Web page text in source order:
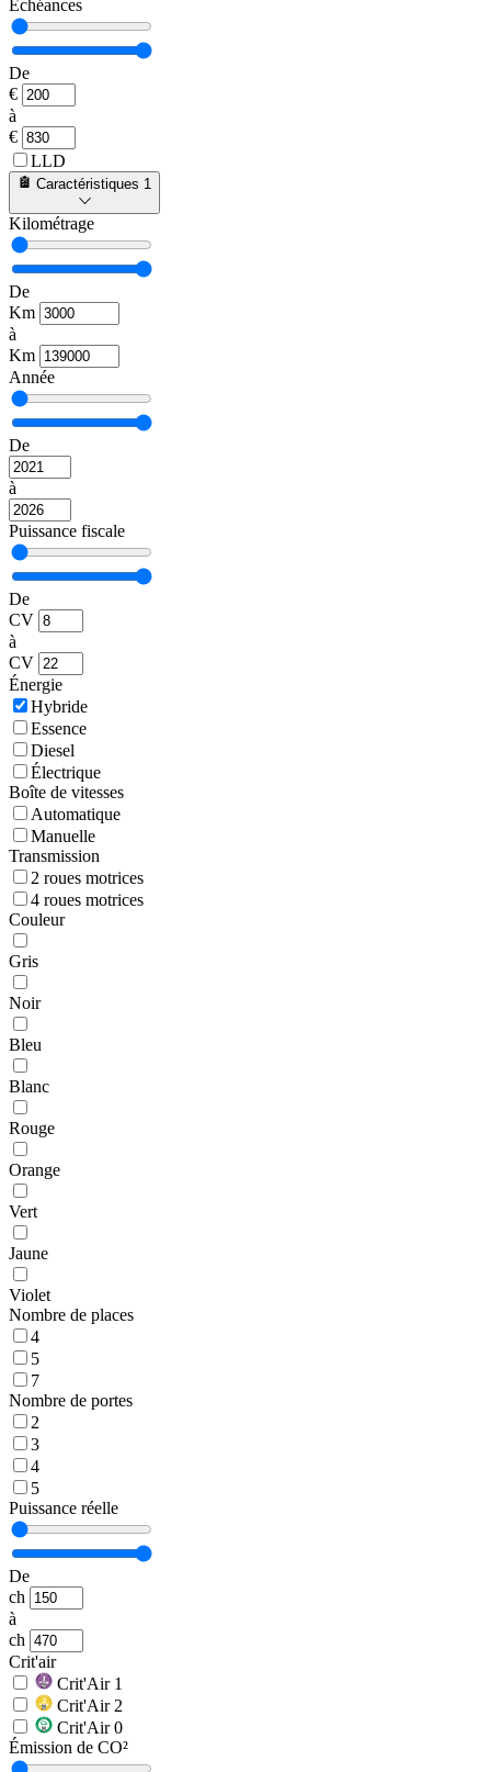
Échéances
De
€
à
€
LLD
Caractéristiques 1
Kilométrage
De
Km
à
Km
Année
De
à
Puissance fiscale
De
CV
à
CV
Énergie
Hybride
Essence
Diesel
Électrique
Boîte de vitesses
Automatique
Manuelle
Transmission
2 roues motrices
4 roues motrices
Couleur
Gris
Noir
Bleu
Blanc
Rouge
Orange
Vert
Jaune
Violet
Nombre de places
4
5
7
Nombre de portes
2
3
4
5
Puissance réelle
De
ch
à
ch
Crit'air
Crit'Air 1
Crit'Air 2
Crit'Air 0
Émission de CO²